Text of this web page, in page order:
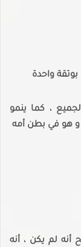
واحدة
، كما ينمو
و هو في بطن أمه
أنه لم يكن ، أنه